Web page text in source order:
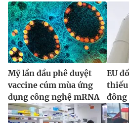
® Cấm sao chép dưới mọi hình thức
thuận bằng văn bản. Ghi rõ nguồn
thông tin từ website này.
Mỹ lần đầu phê duyệt
vaccine cúm mùa ứng
dụng công nghệ mRNA
EU
thiếu
đông